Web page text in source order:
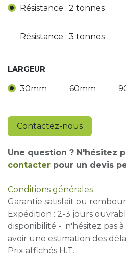
Résistance : 2 tonnes
Résistance : 3 tonnes
LARGEUR
30mm 60mm
Contactez-nous
Une question ? N'hésitez
contacter pour un devis
Conditions générales
Garantie satisfait ou
Expédition : 2-3 jours
disponibilité - n'hésitez pas à
avoir une estimation des
Prix affichés H.T.